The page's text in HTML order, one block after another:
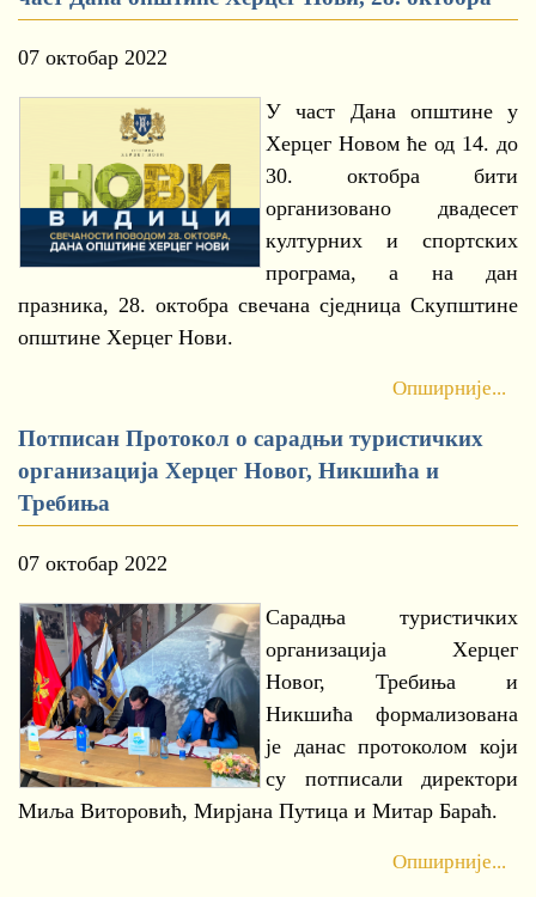
07 октобар 2022
У част Дана општине у
Херцег Новом ће од 14. до
30. октобра бити
организовано двадесет
културних и спортских
програма, а на дан
празника, 28. октобра свечана сједница Скупштине
општине Херцег Нови.
Опширније...
Потписан Протокол о сарадњи туристичких
организација Херцег Новог, Никшића и
Требиња
07 октобар 2022
Сарадња туристичких
организација Херцег
Новог, Требиња и
Никшића формализована
је данас протоколом који
су потписали директори
Миља Виторовић, Мирјана Путица и Митар Бараћ.
Опширније...